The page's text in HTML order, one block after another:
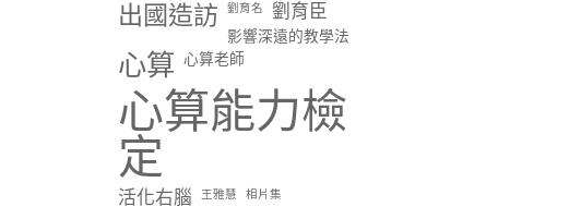
出國造訪 劉育名 劉育臣
影響深遠的教學法
心算 心算老師
心算能力檢
定
活化右腦 王雅慧 相片集